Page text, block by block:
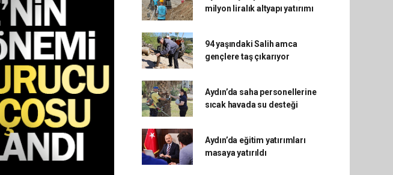
milyon liralık altyapı yatırımı
94 yaşındaki Salih amca
gençlere taş çıkarıyor
Aydın’da saha personellerine
sıcak havada su desteği
Aydın’da eğitim yatırımları
masaya yatırıldı